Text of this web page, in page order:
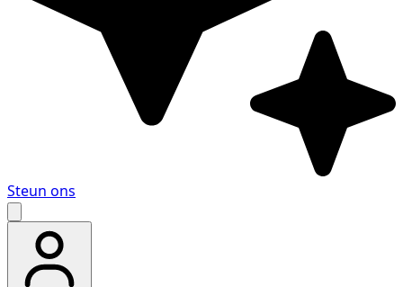
Steun ons